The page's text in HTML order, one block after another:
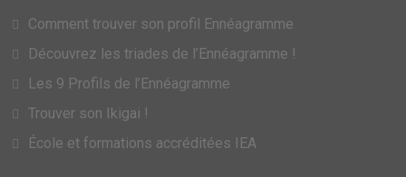
Comment trouver son profil Ennéagramme
Découvrez les triades de l’Ennéagramme !
Les 9 Profils de l’Ennéagramme
Trouver son Ikigai !
École et formations accréditées IEA